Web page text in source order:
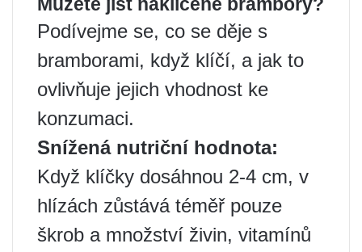
Podívejme se, co se děje s
bramborami, když klíčí, a jak to
ovlivňuje jejich vhodnost ke
konzumaci.
Snížená nutriční hodnota:
Když klíčky dosáhnou 2-4 cm, v
hlízách zůstává téměř pouze
škrob a množství živin, vitamínů